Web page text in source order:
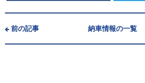
前の記事 納車情報の一覧